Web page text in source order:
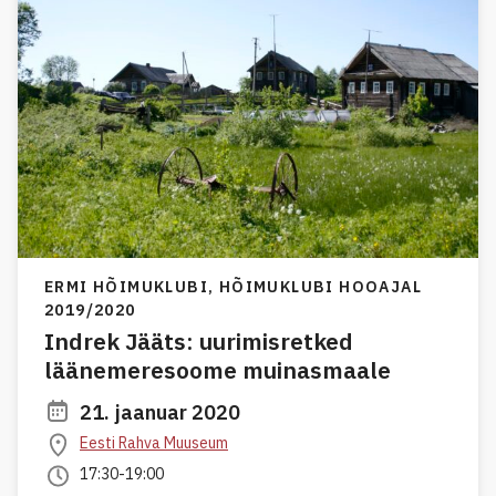
ERMI HÕIMUKLUBI, HÕIMUKLUBI HOOAJAL
2019/2020
Indrek Jääts: uurimisretked
läänemeresoome muinasmaale
21. jaanuar 2020
Eesti Rahva Muuseum
17:30-19:00